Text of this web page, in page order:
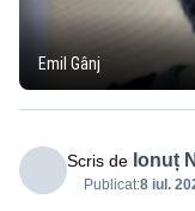
Emil Gânj
Scris de Ionuț
Publicat:8 iul.